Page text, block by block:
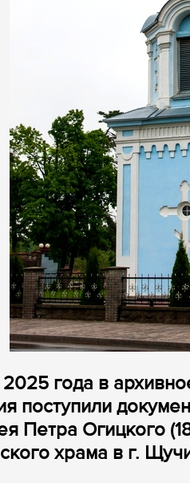
года в
поступили
Петра Огицкого
храма в г.